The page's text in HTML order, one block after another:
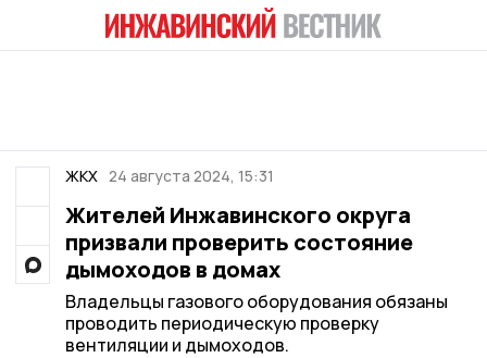
ЖКХ 24 августа 2024, 15:31
Жителей Инжавинского округа
призвали проверить состояние
дымоходов в домах
Владельцы газового оборудования обязаны
проводить периодическую проверку
вентиляции и дымоходов.